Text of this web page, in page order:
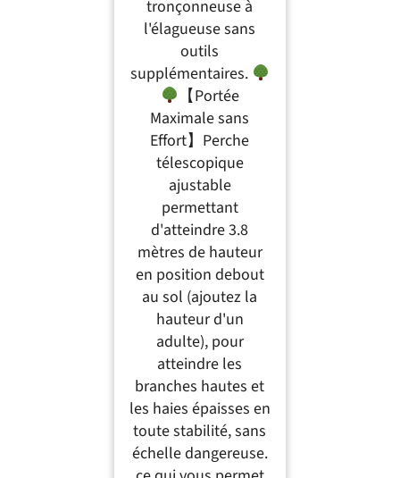
tronçonneuse à
l'élagueuse sans
outils
supplémentaires.
【Portée
Maximale sans
Effort】Perche
télescopique
ajustable
permettant
d'atteindre 3.8
mètres de hauteur
en position debout
au sol (ajoutez la
hauteur d'un
adulte), pour
atteindre les
branches hautes et
les haies épaisses en
toute stabilité, sans
échelle dangereuse.